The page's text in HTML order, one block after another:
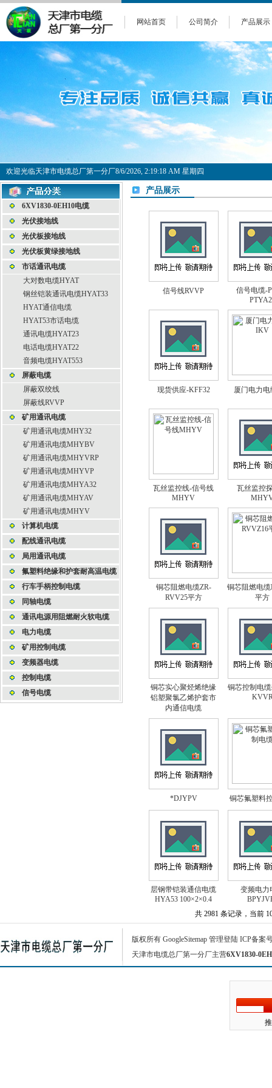
网站首页 公司简介 产品展示
欢迎光临天津市电缆总厂第一分厂8/6/2026, 2:19:18 AM 星期四
6XV1830-0EH10电缆
光伏接地线
光伏板接地线
光伏板黄绿接地线
市话通讯电缆
大对数电缆HYAT
钢丝铠装通讯电缆HYAT33
HYAT通信电缆
HYAT53市话电缆
通讯电缆HYAT23
电话电缆HYAT22
音频电缆HYAT553
屏蔽电缆
屏蔽双绞线
屏蔽线RVVP
矿用通讯电缆
矿用通讯电缆MHY32
矿用通讯电缆MHYBV
矿用通讯电缆MHYVRP
矿用通讯电缆MHYVP
矿用通讯电缆MHYA32
矿用通讯电缆MHYAV
矿用通讯电缆MHYV
计算机电缆
配线通讯电缆
局用通讯电缆
氟塑料绝缘和护套耐高温电缆
行车手柄控制电缆
同轴电缆
通讯电源用阻燃耐火软电缆
电力电缆
矿用控制电缆
变频器电缆
控制电缆
信号电缆
产品展示
信号线RVVP
信号电缆-
现货供应-KFF32 厦门电力
瓦丝监控线-信号线
MHYV
瓦丝监控
铜芯阻燃电缆ZR-
RVV25平方
铜芯阻燃电
平方
铜芯实心聚烃烯绝缘
铝塑聚氯乙烯护套市
内通信电缆
铜芯控制电
*DJYPV 铜芯氟塑料
层钢带铠装通信电缆
HYA53 100×2×0.4
变频电力
共 2981 条记录，当前
版权所有 GoogleSitemap 管理登陆 ICP备案
天津市电缆总厂第一分厂主营6XV1830-